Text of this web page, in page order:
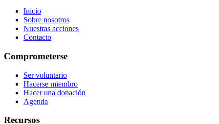
Inicio
Sobre nosotros
Nuestras acciones
Contacto
Comprometerse
Ser voluntario
Hacerse miembro
Hacer una donación
Agenda
Recursos